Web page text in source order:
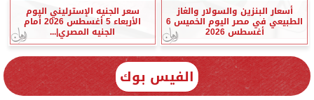
أسعار البنزين والسولار والغاز
الطبيعي في مصر اليوم الخميس 6
أغسطس 2026
سعر الجنيه الإسترليني اليوم
الأربعاء 5 أغسطس 2026 أمام
الجنيه المصري|...
الفيس بوك